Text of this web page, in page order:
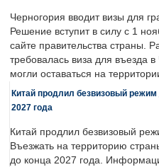
Черногория вводит визы для
Решение вступит в силу с 1
сайте правительства страны.
требовалась виза для въезда
могли оставаться на
Китай продлил безвизовый
2027 года
Китай продлил безвизовый
Въезжать на территорию
до конца 2027 года.